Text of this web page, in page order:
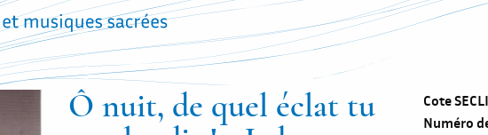
Ô nuit, de quel éclat tu
Cote SECLI
Numéro